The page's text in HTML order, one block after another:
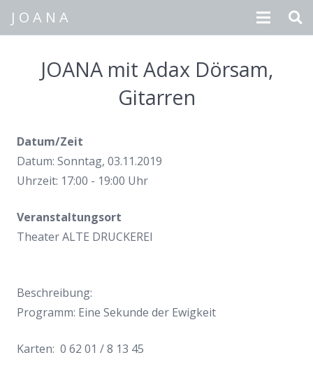
J O A N A
Videos
Termine
Biografie
JOANA mit Adax Dörsam,
Gitarren
Datum/Zeit
Datum: Sonntag, 03.11.2019
Uhrzeit: 17:00 - 19:00 Uhr
Veranstaltungsort
Theater ALTE DRUCKEREI
Beschreibung:
Programm: Eine Sekunde der Ewigkeit
Karten: 0 62 01 / 8 13 45